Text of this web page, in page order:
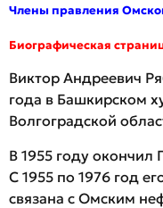
Члены правления
Биографическая
Виктор Андреевич
года в Башкирском
Волгоградской
В 1955 году окончил
С 1955 по 1976 год
связана с Омским